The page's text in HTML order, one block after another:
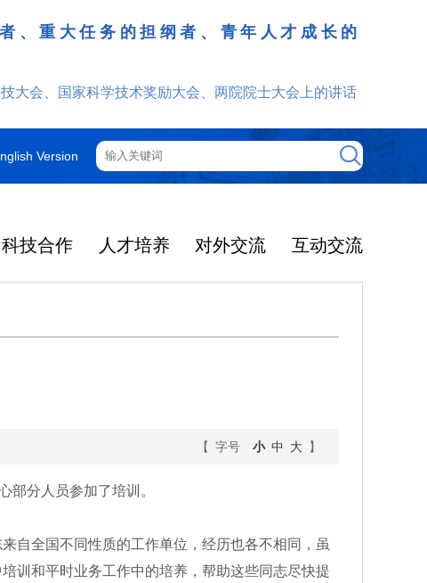
、重大任务的担纲者、青年人才成长的
大会、国家科学技术奖励大会、两院院士大会上的讲话
Version
科技合作 人才培养 对外交流 互动交流
【 字号 小 中 大】
分人员参加了培训。
自全国不同性质的工作单位，经历也各不相同，虽
训和平时业务工作中的培养，帮助这些同志尽快提